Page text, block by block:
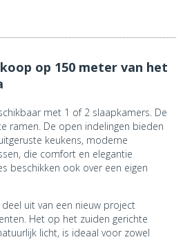
op 150 meter van het
met 1 of 2 slaapkamers. De
ramen. De open indelingen bieden
keukens, moderne
die comfort en elegantie
beschikken ook over een eigen
uit van een nieuw project
Het op het zuiden gerichte
licht, is ideaal voor zowel